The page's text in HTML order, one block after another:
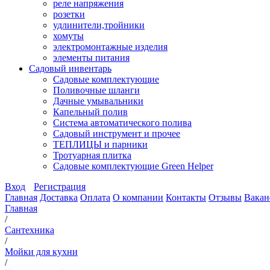
реле напряжения
розетки
удлинители,тройники
хомуты
электромонтажные изделия
элементы питания
Садовый инвентарь
Садовые комплектующие
Поливочные шланги
Дачные умывальники
Капельный полив
Система автоматического полива
Садовый инструмент и прочее
ТЕПЛИЦЫ и парники
Тротуарная плитка
Садовые комплектующие Green Helper
Вход
Регистрация
Главная Доставка Оплата О компании Контакты Отзывы
Главная
/
Сантехника
/
Мойки для кухни
/